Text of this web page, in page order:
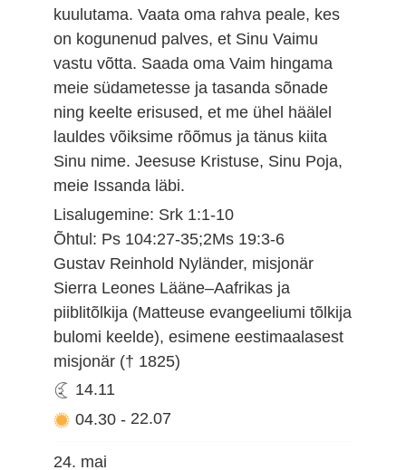
kuulutama. Vaata oma rahva peale, kes
on kogunenud palves, et Sinu Vaimu
vastu võtta. Saada oma Vaim hingama
meie südametesse ja tasanda sõnade
ning keelte erisused, et me ühel häälel
lauldes võiksime rõõmus ja tänus kiita
Sinu nime. Jeesuse Kristuse, Sinu Poja,
meie Issanda läbi.
Lisalugemine: Srk 1:1-10
Õhtul: Ps 104:27-35;2Ms 19:3-6
Gustav Reinhold Nyländer, misjonär
Sierra Leones Lääne–Aafrikas ja
piiblitõlkija (Matteuse evangeeliumi tõlkija
bulomi keelde), esimene eestimaalasest
misjonär († 1825)
14.11
04.30 - 22.07
24. mai